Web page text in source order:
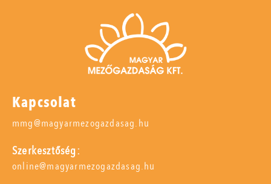
Kapcsolat
mmg@magyarmezogazdasag.hu
Szerkesztőség:
online@magyarmezogazdasag.hu